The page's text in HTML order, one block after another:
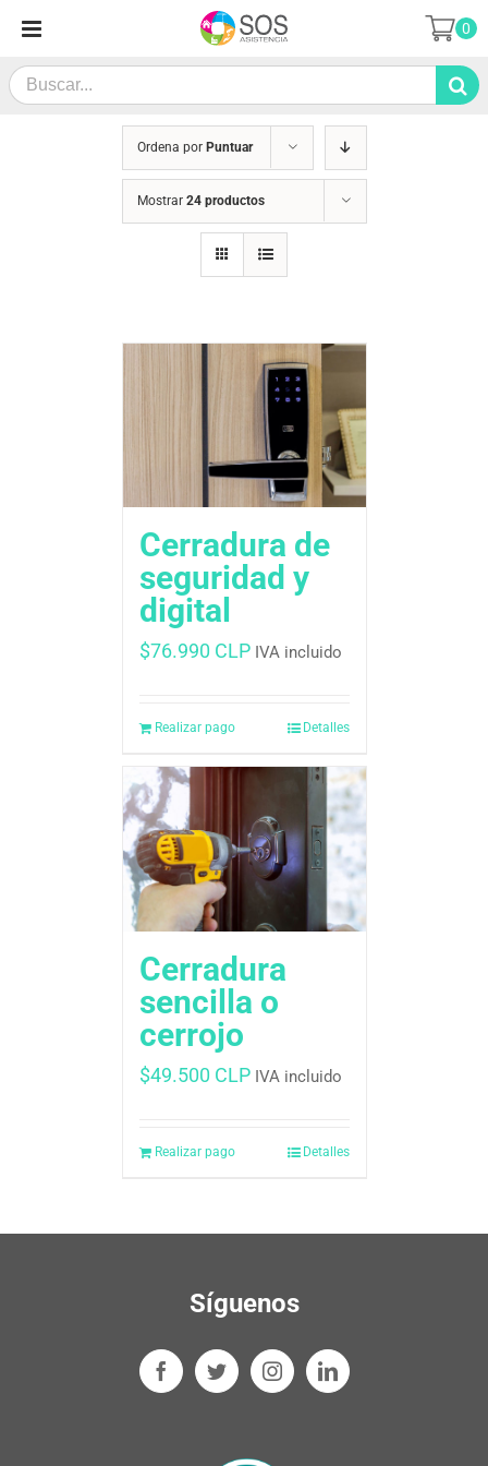
contenido
Search
for:
0
Ordena por Puntuar
Mostrar 24 productos
Cerradura de
seguridad y
digital
$76.990 CLP IVA incluido
Realizar pago Detalles
Cerradura
sencilla o
cerrojo
$49.500 CLP IVA incluido
Realizar pago Detalles
Síguenos